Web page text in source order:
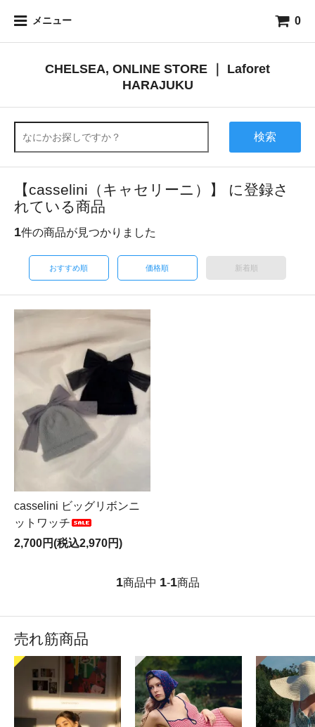
メニュー 0
CHELSEA, ONLINE STORE ｜ Laforet
HARAJUKU
検索
【casselini（キャセリーニ）】 に登録さ
れている商品
1件の商品が見つかりました
おすすめ順 価格順 新着順
casselini ビッグリボンニ
ットワッチ
2,700円(税込2,970円)
1商品中 1-1商品
売れ筋商品